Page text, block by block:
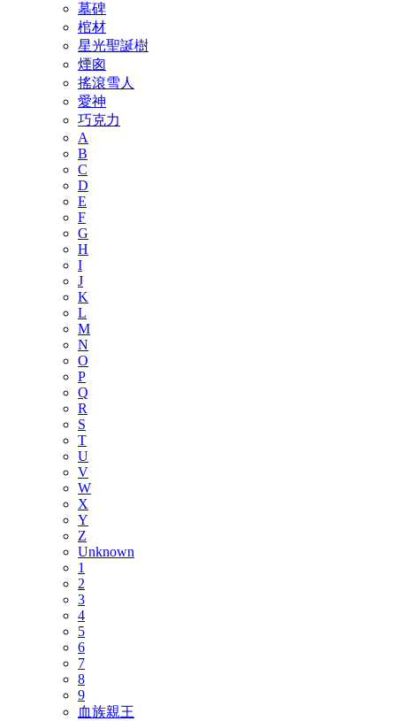
墓碑
棺材
星光聖誕樹
煙囪
搖滾雪人
愛神
巧克力
A
B
C
D
E
F
G
H
I
J
K
L
M
N
O
P
Q
R
S
T
U
V
W
X
Y
Z
Unknown
1
2
3
4
5
6
7
8
9
血族親王